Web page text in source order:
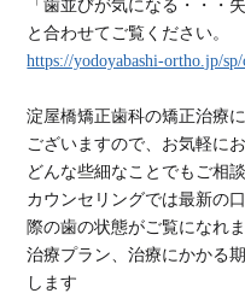
「歯並びが気になる・・・
と合わせてご覧ください。
https://yodoyabashi-ortho.jp/
淀屋橋矯正歯科の矯正治療
ございますので、お気軽に
どんな些細なことでもご相
カウンセリングでは最新の
際の歯の状態がご覧になれま
治療プラン、治療にかかる
します